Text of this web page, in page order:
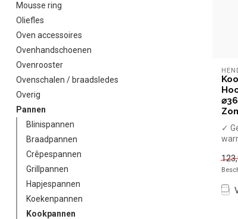
Mousse ring
Oliefles
Oven accessoires
Ovenhandschoenen
Ovenrooster
Ovenschalen / braadsledes
Overig
Pannen
Blinispannen
Braadpannen
Crêpespannen
Grillpannen
Hapjespannen
Koekenpannen
Kookpannen
✓
x